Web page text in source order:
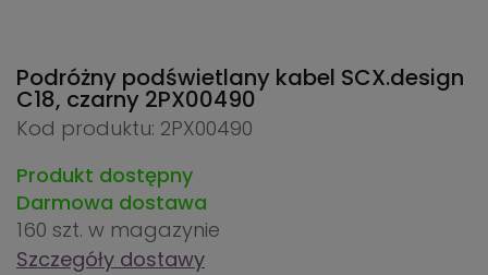
Podróżny podświetlany kabel SCX.design
C18, czarny 2PX00490
Kod produktu: 2PX00490
Produkt dostępny
Darmowa dostawa
160 szt. w magazynie
Szczegóły dostawy